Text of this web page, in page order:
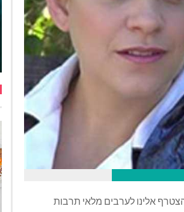
אלינו לערבים מלאי תרבות